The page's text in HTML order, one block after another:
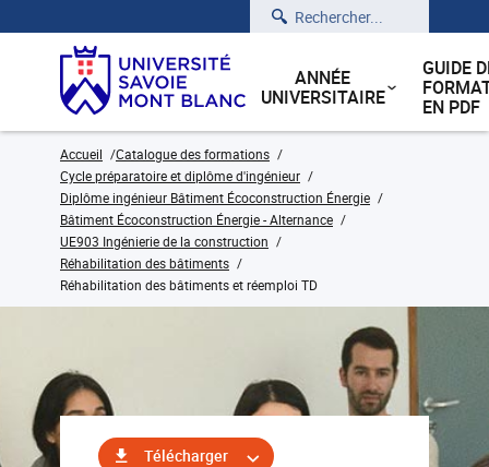
Rechercher
ANNÉE
UNIVERSITAIRE
GUIDE
EN PDF
Accueil
Catalogue des formations
Cycle préparatoire et diplôme d'ingénieur
Diplôme ingénieur Bâtiment Écoconstruction Énergie
Bâtiment Écoconstruction Énergie - Alternance
UE903 Ingénierie de la construction
Réhabilitation des bâtiments
Réhabilitation des bâtiments et réemploi TD
Télécharger